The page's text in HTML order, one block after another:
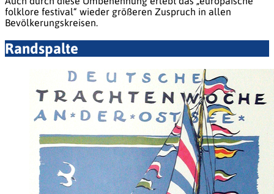
folklore festival“ wieder größeren Zuspruch in allen
Bevölkerungskreisen.
Randspalte